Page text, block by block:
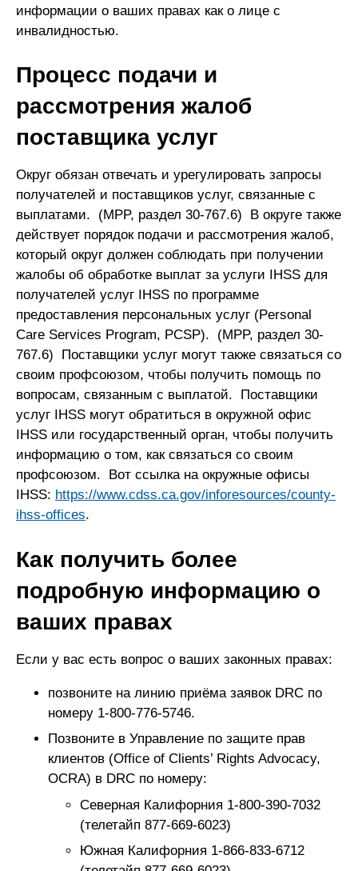
информации о ваших правах как о лице с
инвалидностью.
Процесс подачи и
рассмотрения жалоб
поставщика услуг
Округ обязан отвечать и урегулировать запросы
получателей и поставщиков услуг, связанные с
выплатами. (MPP, раздел 30-767.6) В округе также
действует порядок подачи и рассмотрения жалоб,
который округ должен соблюдать при получении
жалобы об обработке выплат за услуги IHSS для
получателей услуг IHSS по программе
предоставления персональных услуг (Personal
Care Services Program, PCSP). (MPP, раздел 30-
767.6) Поставщики услуг могут также связаться со
своим профсоюзом, чтобы получить помощь по
вопросам, связанным с выплатой. Поставщики
услуг IHSS могут обратиться в окружной офис
IHSS или государственный орган, чтобы получить
информацию о том, как связаться со своим
профсоюзом. Вот ссылка на окружные офисы
IHSS: https://www.cdss.ca.gov/inforesources/county-
ihss-offices.
Как получить более
подробную информацию о
ваших правах
Если у вас есть вопрос о ваших законных правах:
позвоните на линию приёма заявок DRC по
номеру 1-800-776-5746.
Позвоните в Управление по защите прав
клиентов (Office of Clients’ Rights Advocacy,
OCRA) в DRC по номеру:
Северная Калифорния 1-800-390-7032
(телетайп 877-669-6023)
Южная Калифорния 1-866-833-6712